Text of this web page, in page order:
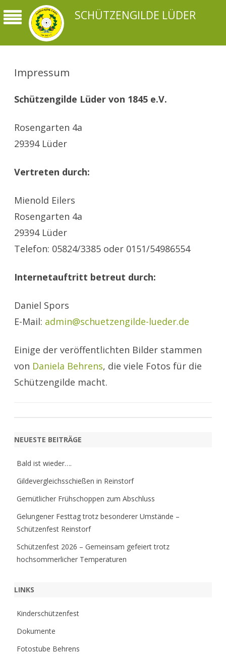
SCHÜTZENGILDE LÜDER
Impressum
Schützengilde Lüder von 1845 e.V.
Rosengarten 4a
29394 Lüder
Vertreten durch:
Mienold Eilers
Rosengarten 4a
29394 Lüder
Telefon: 05824/3385 oder 0151/54986554
Internetauftritt betreut durch:
Daniel Spors
E-Mail: admin@schuetzengilde-lueder.de
Einige der veröffentlichten Bilder stammen
von Daniela Behrens, die viele Fotos für die
Schützengilde macht.
NEUESTE BEITRÄGE
Bald ist wieder….
Gildevergleichsschießen in Reinstorf
Gemütlicher Frühschoppen zum Abschluss
Gelungener Festtag trotz besonderer Umstände –
Schützenfest Reinstorf
Schützenfest 2026 – Gemeinsam gefeiert trotz
hochsommerlicher Temperaturen
LINKS
Kinderschützenfest
Dokumente
Fotostube Behrens